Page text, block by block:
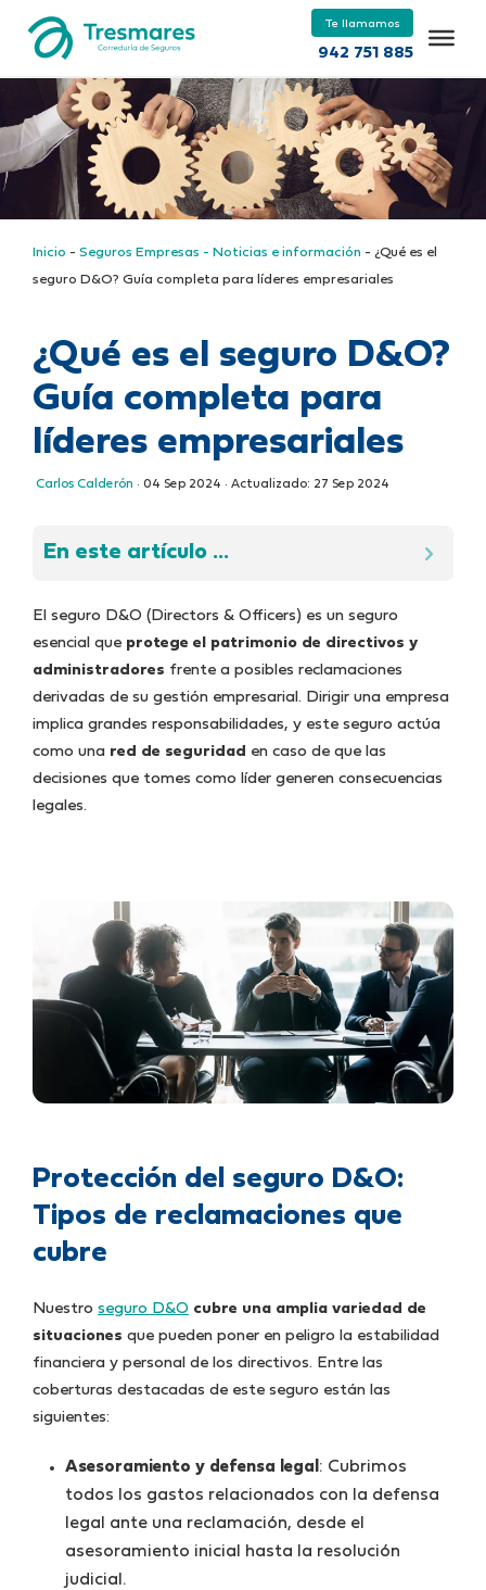
Te llamamos
942 751 885
Inicio - Seguros Empresas - Noticias e información - ¿Qué es el
seguro D&O? Guía completa para líderes empresariales
¿Qué es el seguro D&O?
Guía completa para
líderes empresariales
Carlos Calderón · 04 Sep 2024 · Actualizado: 27 Sep 2024
En este artículo ...
El seguro D&O (Directors & Officers) es un seguro
esencial que protege el patrimonio de directivos y
administradores frente a posibles reclamaciones
derivadas de su gestión empresarial. Dirigir una empresa
implica grandes responsabilidades, y este seguro actúa
como una red de seguridad en caso de que las
decisiones que tomes como líder generen consecuencias
legales.
Protección del seguro D&O:
Tipos de reclamaciones que
cubre
Nuestro seguro D&O cubre una amplia variedad de
situaciones que pueden poner en peligro la estabilidad
financiera y personal de los directivos. Entre las
coberturas destacadas de este seguro están las
siguientes:
Asesoramiento y defensa legal : Cubrimos
todos los gastos relacionados con la defensa
legal ante una reclamación, desde el
asesoramiento inicial hasta la resolución
judicial.